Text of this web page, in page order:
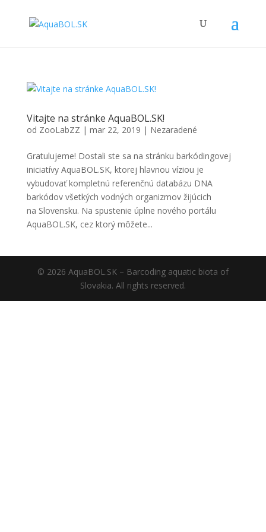
Vitajte na stránke AquaBOL.SK!
od ZooLabZZ | mar 22, 2019 | Nezaradené
Gratulujeme! Dostali ste sa na stránku barkódingovej
iniciatívy AquaBOL.SK, ktorej hlavnou víziou je
vybudovať kompletnú referenčnú databázu DNA
barkódov všetkých vodných organizmov žijúcich
na Slovensku. Na spustenie úplne nového portálu
AquaBOL.SK, cez ktorý môžete...
© 2026 AquaBOL.SK – Barcoding aquatic biota of
Slovakia. All rights reserved.